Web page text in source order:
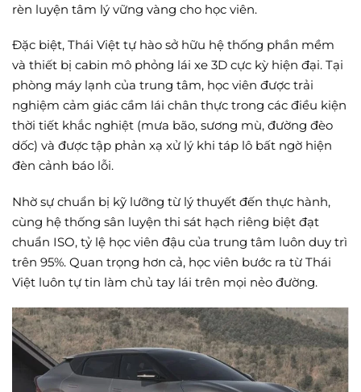
rèn luyện tâm lý vững vàng cho học viên.
Đặc biệt, Thái Việt tự hào sở hữu hệ thống phần mềm
và thiết bị cabin mô phỏng lái xe 3D cực kỳ hiện đại. Tại
phòng máy lạnh của trung tâm, học viên được trải
nghiệm cảm giác cầm lái chân thực trong các điều kiện
thời tiết khắc nghiệt (mưa bão, sương mù, đường đèo
dốc) và được tập phản xạ xử lý khi táp lô bất ngờ hiện
đèn cảnh báo lỗi.
Nhờ sự chuẩn bị kỹ lưỡng từ lý thuyết đến thực hành,
cùng hệ thống sân luyện thi sát hạch riêng biệt đạt
chuẩn ISO, tỷ lệ học viên đậu của trung tâm luôn duy trì
trên 95%. Quan trọng hơn cả, học viên bước ra từ Thái
Việt luôn tự tin làm chủ tay lái trên mọi nẻo đường.